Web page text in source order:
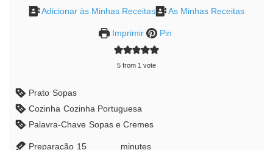
Adicionar às Minhas Receitas As Minhas Receitas
Imprimir Pin
5 from 1 vote
Prato Sopas
Cozinha Cozinha Portuguesa
Palavra-Chave Sopas e Cremes
Preparação 15minutes minutes